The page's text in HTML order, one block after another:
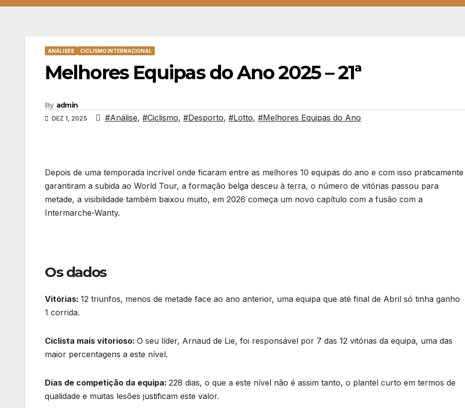
ANÁLISES CICLISMO INTERNACIONAL
Melhores Equipas do Ano 2025 – 21ª
By admin
DEZ 1, 2025 #Análise, #Ciclismo, #Desporto, #Lotto, #Melhores Equipas do Ano
Depois de uma temporada incrível onde ficaram entre as melhores 10 equipas do ano e com isso praticamente
garantiram a subida ao World Tour, a formação belga desceu à terra, o número de vitórias passou para
metade, a visibilidade também baixou muito, em 2026 começa um novo capítulo com a fusão com a
Intermarche-Wanty.
Os dados
Vitórias: 12 triunfos, menos de metade face ao ano anterior, uma equipa que até final de Abril só tinha ganho
1 corrida.
Ciclista mais vitorioso: O seu líder, Arnaud de Lie, foi responsável por 7 das 12 vitórias da equipa, uma das
maior percentagens a este nível.
Dias de competição da equipa: 228 dias, o que a este nível não é assim tanto, o plantel curto em termos de
qualidade e muitas lesões justificam este valor.